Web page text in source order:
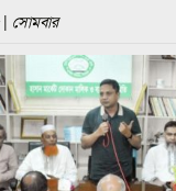
সোমবার